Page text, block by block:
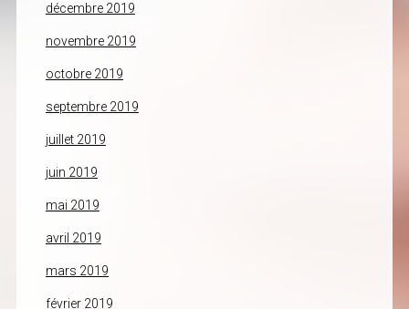
décembre 2019
novembre 2019
octobre 2019
septembre 2019
juillet 2019
juin 2019
mai 2019
avril 2019
mars 2019
février 2019